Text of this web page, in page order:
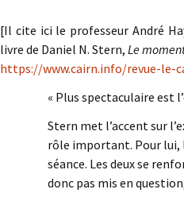
[Il cite ici le professeur André
livre de Daniel N. Stern, Le
https://www.cairn.info/revue-le-
« Plus spectaculaire est
Stern met l’accent sur
rôle important. Pour lui,
séance. Les deux se
donc pas mis en